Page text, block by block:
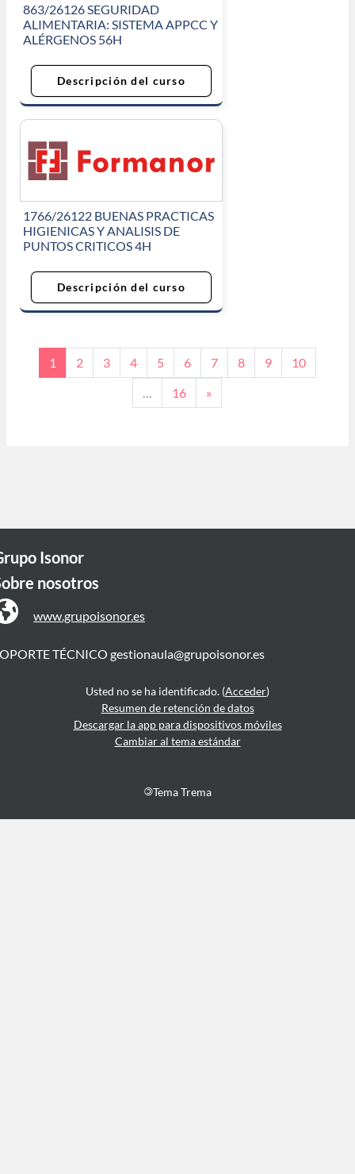
863/26126 SEGURIDAD
ALIMENTARIA: SISTEMA APPCC Y
ALÉRGENOS 56H
Descripción del curso
1766/26122 BUENAS PRACTICAS
HIGIENICAS Y ANALISIS DE
PUNTOS CRITICOS 4H
Descripción del curso
1 Página 1
2Página 2
3Página 3
4Página 4
5 Página 5
6Página 6
7Página 7
8Página 8
9Página 9
10Página
16Página 16
»
Isonor
nosotros
www.grupoisonor.es
TÉCNICO gestionaula@grupoisonor.es
Usted no se ha identificado. (Acceder)
Resumen de retención de datos
Descargar la app para dispositivos móviles
Cambiar al tema estándar
©Tema Trema